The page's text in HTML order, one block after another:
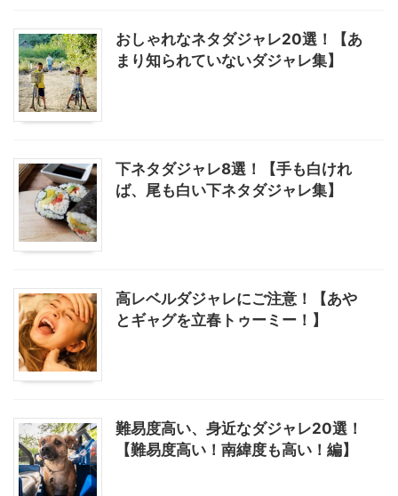
おしゃれなネタダジャレ20選！【あ
まり知られていないダジャレ集】
下ネタダジャレ8選！【手も白けれ
ば、尾も白い下ネタダジャレ集】
高レベルダジャレにご注意！【あや
とギャグを立春トゥーミー！】
難易度高い、身近なダジャレ20選！
【難易度高い！南緯度も高い！編】